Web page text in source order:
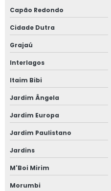
Capão Redondo
Cidade Dutra
Grajaú
Interlagos
Itaim Bibi
Jardim Ângela
Jardim Europa
Jardim Paulistano
Jardins
M'Boi Mirim
Morumbi